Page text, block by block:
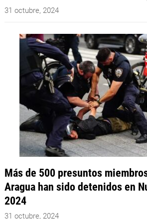
31 octubre, 2024
Más de 500 presuntos
Aragua han sido detenidos en
2024
31 octubre, 2024